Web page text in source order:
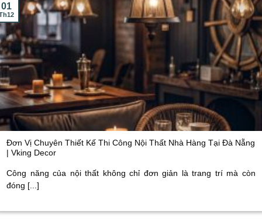
Đơn Vị Chuyên Thiết Kế Thi Công Nội Thất Nhà Hàng Tại Đà Nẵng
| Vking Decor
Công năng của nội thất không chỉ đơn giản là trang trí mà còn
đóng [...]
01